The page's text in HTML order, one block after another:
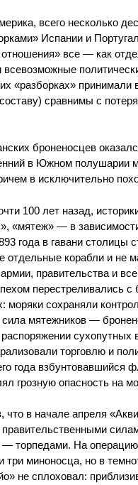
всего несколько
Испании и
все — как
«разборках»
сравнимы с
броненосцев
в Южном полушарии
в исключительно
100 лет назад,
«мятеж» — в
года в гавани столицы
отдельные корабли и не
правительства и
перестреливались с
сохраняли
сила мятежников —
сухопутных
торговлю и
года взбунтовавшийся
грозную опасность на
в начале апреля
торпедами. На
три миноносца, но в
не сплоховал: